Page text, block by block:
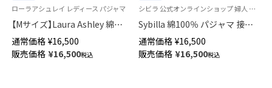
ローラアシュレイ レディース パジャマ
【Mサイズ】Laura Ashley 綿
100％ 40スムース かぶり パジ
ャマ 長袖 長丈パンツ Rubens
ルーベンス レディース
通常価格 ¥16,500
販売価格 ¥16,500税込
シビラ 公式オンラインショップ 婦人 パジャマ
Sybilla 綿100％ パジャマ 接結
天竺プリント 【Lサイズ】かぶり
長袖 長丈パンツ Principe Pio
プリンシペピオ 73925773
通常価格 ¥16,500
販売価格 ¥16,500税込